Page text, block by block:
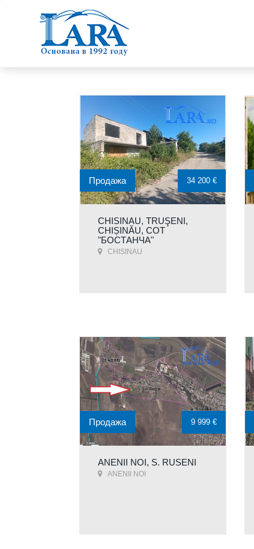
CHISINAU, TRUŞENI,
CHIȘINĂU, СОТ
"БОСТАНЧА"
CHISINAU
Продажа 34 200 €
ANENII NOI, S. RUSENI
ANENII NOI
Продажа 9 999 €